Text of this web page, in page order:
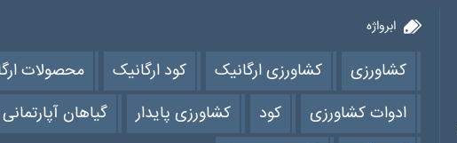
ابرواژه
کشاورزی کشاورزی ارگانیک کود ارگانیک
محصولات
ادوات کشاورزی
کود کشاورزی پایدار
گیاهان آپارتمانی